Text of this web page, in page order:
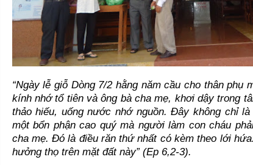
“Ngày lễ giỗ Dòng 7/2 hằng năm cầu cho thân phụ
kính nhớ tổ tiên và ông bà cha mẹ, khơi dậy trong
thảo hiếu, uống nước nhớ nguồn. Đây không chỉ
một bổn phận cao quý mà người làm con cháu
cha mẹ. Đó là điều răn thứ nhất có kèm theo lới
hưởng thọ trên mặt đất này” (Ep 6,2-3).